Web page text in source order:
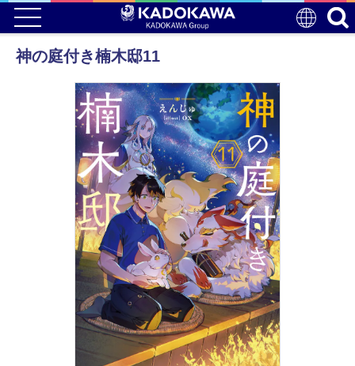
神の庭付き楠木邸11